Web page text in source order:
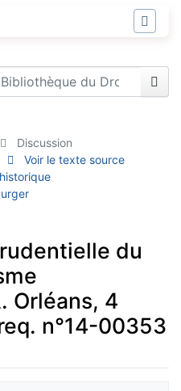
Discussion
Voir le texte source
du
Orléans, 4
n°14-00353